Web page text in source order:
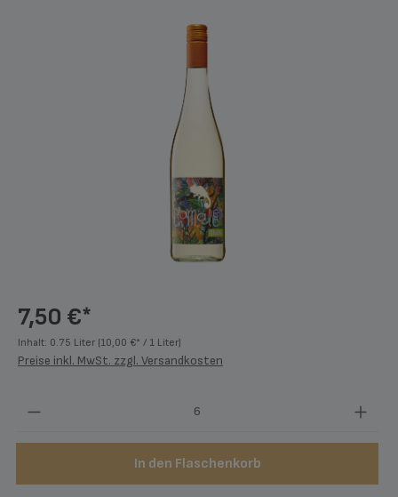
7,50 €*
Inhalt: 0.75 Liter (10,00 €* / 1 Liter)
Preise inkl. MwSt. zzgl. Versandkosten
Produkt Anzahl: Gib den gewünschten Wert
In den Flaschenkorb